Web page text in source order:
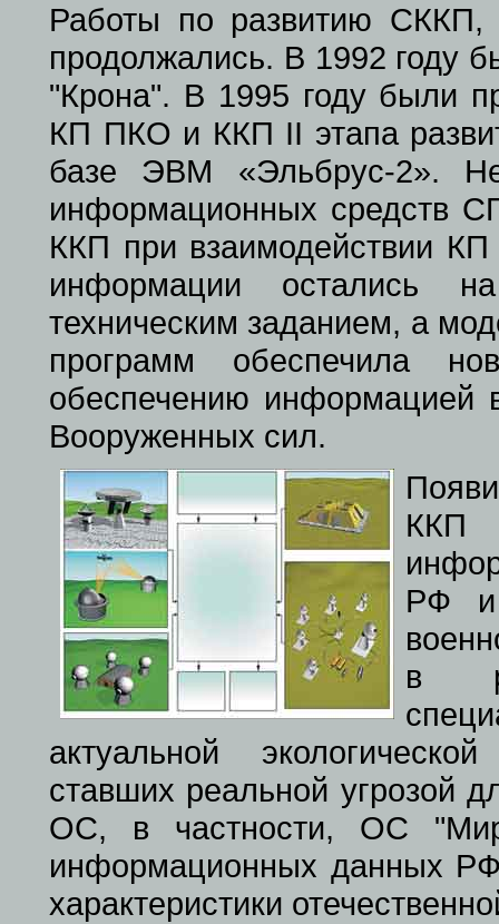
Работы по развитию СККП,
продолжались. В 1992 году
"Крона". В 1995 году были
КП ПКО и ККП II этапа
базе ЭВМ «Эльбрус-2».
информационных средств
ККП при взаимодействии
информации остались
техническим заданием, а
программ обеспечила
обеспечению информацией
Вооруженных сил.
РФ
в
актуальной
ставших реальной угрозой
ОС, в частности, ОС
информационных данных
характеристики